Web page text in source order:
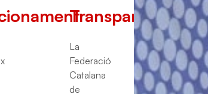
Transparència
La
Federació
Catalana
de